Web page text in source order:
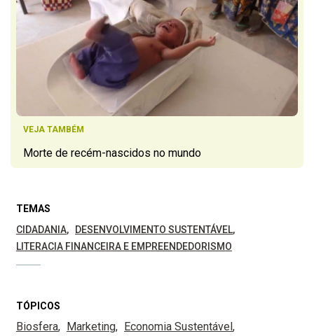
VEJA TAMBÉM
Morte de recém-nascidos no mundo
TEMAS
CIDADANIA
DESENVOLVIMENTO SUSTENTÁVEL
LITERACIA FINANCEIRA E EMPREENDEDORISMO
TÓPICOS
Biosfera Marketing
Economia Sustentável